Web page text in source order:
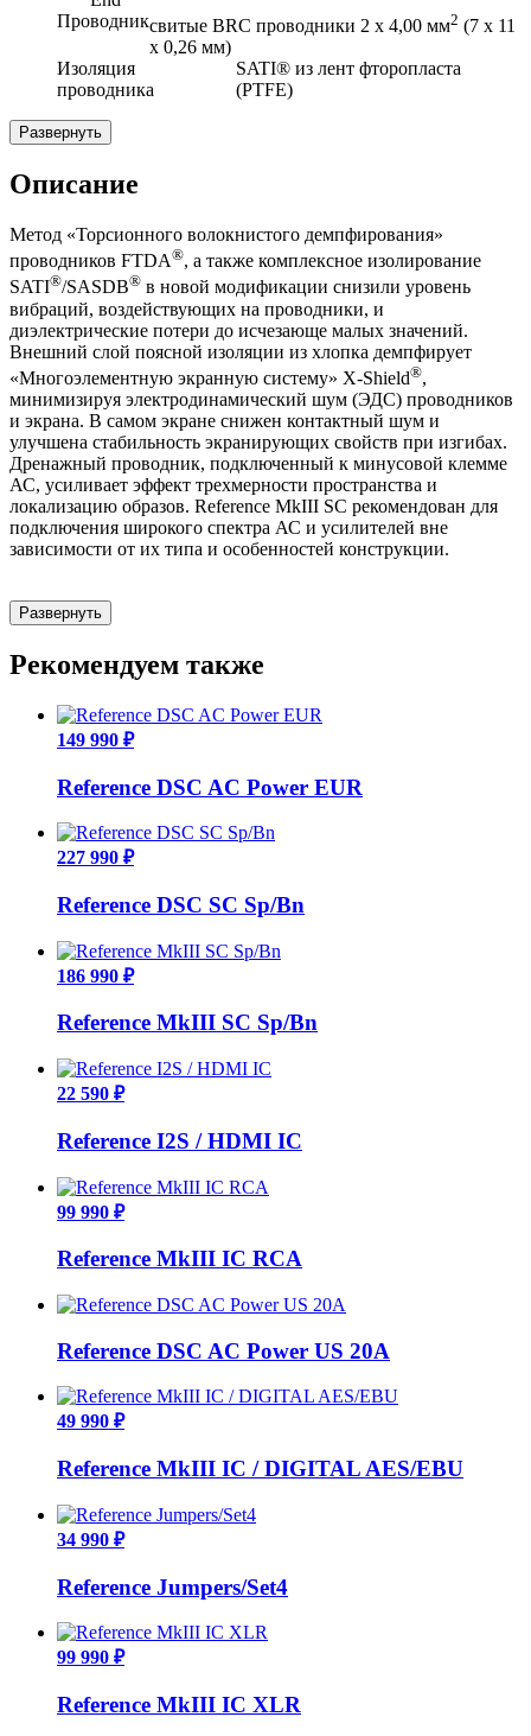
Проводниксвитые BRC проводники 2 х 4,00 мм2 (7 х 11
х 0,26 мм)
Изоляция
проводника
SATI® из лент фторопласта
(PTFE)
Развернуть
Описание
Метод «Торсионного волокнистого демпфирования»
проводников FTDA®, а также комплексное изолирование
SATI®/SASDB® в новой модификации снизили уровень
вибраций, воздействующих на проводники, и
диэлектрические потери до исчезающе малых значений.
Внешний слой поясной изоляции из хлопка демпфирует
«Многоэлементную экранную систему» X-Shield®,
минимизируя электродинамический шум (ЭДС) проводников
и экрана. В самом экране снижен контактный шум и
улучшена стабильность экранирующих свойств при изгибах.
Дренажный проводник, подключенный к минусовой клемме
АС, усиливает эффект трехмерности пространства и
локализацию образов. Reference MkIII SC рекомендован для
подключения широкого спектра АС и усилителей вне
зависимости от их типа и особенностей конструкции.
Развернуть
Рекомендуем также
149 990 ₽
Reference DSC AC Power EUR
227 990 ₽
Reference DSC SC Sp/Bn
186 990 ₽
Reference MkIII SC Sp/Bn
22 590 ₽
Reference I2S / HDMI IC
99 990 ₽
Reference MkIII IC RCA
Reference DSC AC Power US 20A
49 990 ₽
Reference MkIII IC / DIGITAL AES/EBU
34 990 ₽
Reference Jumpers/Set4
99 990 ₽
Reference MkIII IC XLR